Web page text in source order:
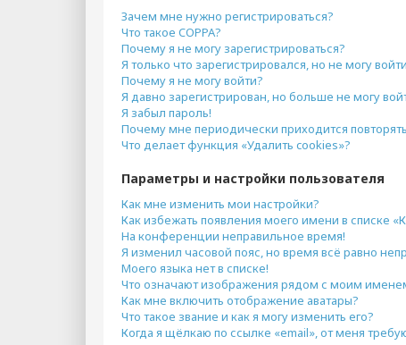
Зачем мне нужно регистрироваться?
Что такое COPPA?
Почему я не могу зарегистрироваться?
Я только что зарегистрировался, но не могу
Почему я не могу войти?
Я давно зарегистрирован, но больше не могу
Я забыл пароль!
Почему мне периодически приходится
Что делает функция «Удалить cookies»?
Параметры и настройки пользователя
Как мне изменить мои настройки?
Как избежать появления моего имени в списке
На конференции неправильное время!
Я изменил часовой пояс, но время всё равно
Моего языка нет в списке!
Что означают изображения рядом с моим
Как мне включить отображение аватары?
Что такое звание и как я могу изменить его?
Когда я щёлкаю по ссылке «email», от меня